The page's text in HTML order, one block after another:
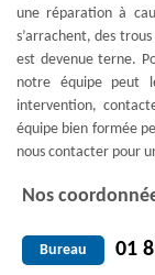
une réparation à
s’arrachent, des
est devenue terne.
notre équipe peut
intervention,
équipe bien formée
nous contacter pour
Nos
Bureau 01